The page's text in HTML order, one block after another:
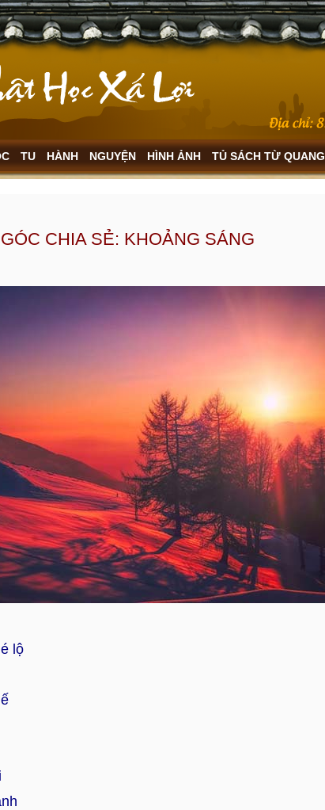
TU HÀNH NGUYỆN HÌNH ẢNH TỦ SÁCH TỪ QUANG
GÓC CHIA SẺ: KHOẢNG SÁNG
lộ